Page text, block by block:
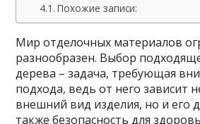
Похожие записи:
Мир отделочных материалов
разнообразен. Выбор
дерева – задача, требующая
подхода, ведь от него зависит
внешний вид изделия, но и его
также безопасность для